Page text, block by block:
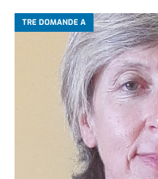
TRE DOMANDE A